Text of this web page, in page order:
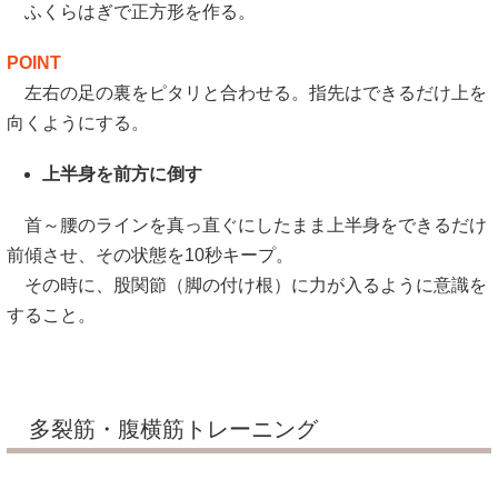
ふくらはぎで正方形を作る。
POINT
左右の足の裏をピタリと合わせる。指先はできるだけ上を
向くようにする。
上半身を前方に倒す
首～腰のラインを真っ直ぐにしたまま上半身をできるだけ
前傾させ、その状態を10秒キープ。
その時に、股関節（脚の付け根）に力が入るように意識を
すること。
多裂筋・腹横筋トレーニング